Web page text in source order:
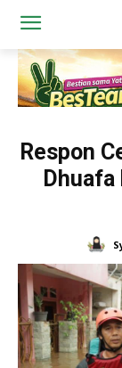
Respon